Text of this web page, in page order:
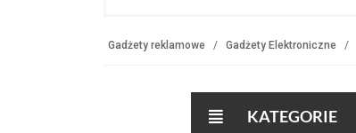
Gadżety reklamowe Gadżety Elektroniczne
KATEGORIE